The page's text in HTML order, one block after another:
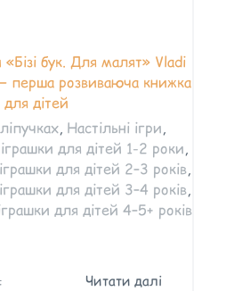
бук. Для малят» Vladi
перша розвиваюча книжка
для дітей
, Настільні ігри,
для дітей 1-2 роки,
для дітей 2–3 років,
для дітей 3–4 років,
для дітей 4–5+ років
Читати далі